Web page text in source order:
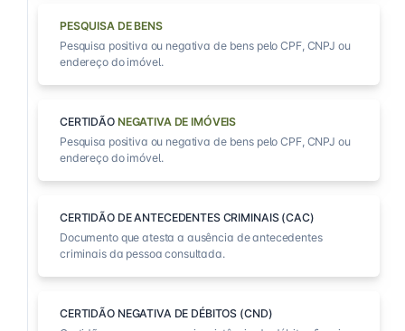
PESQUISA DE BENS
Pesquisa positiva ou negativa de bens pelo CPF, CNPJ ou
endereço do imóvel.
CERTIDÃO NEGATIVA DE IMÓVEIS
Pesquisa positiva ou negativa de bens pelo CPF, CNPJ ou
endereço do imóvel.
CERTIDÃO DE ANTECEDENTES CRIMINAIS (CAC)
Documento que atesta a ausência de antecedentes
criminais da pessoa consultada.
CERTIDÃO NEGATIVA DE DÉBITOS (CND)